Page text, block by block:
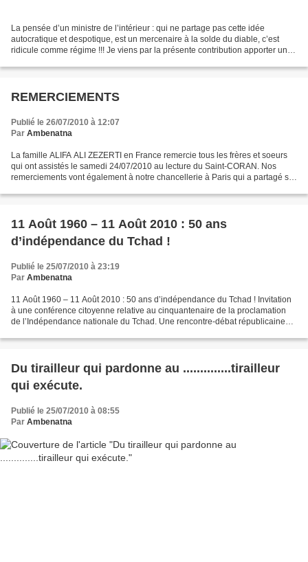
La pensée d’un ministre de l’intérieur : qui ne partage pas cette idée
autocratique et despotique, est un mercenaire à la solde du diable, c’est
ridicule comme régime !!! Je viens par la présente contribution apporter un
REMERCIEMENTS
Publié le 26/07/2010 à 12:07
Par Ambenatna
La famille ALIFA ALI ZEZERTI en France remercie tous les frères et soeurs
qui ont assistés le samedi 24/07/2010 au lecture du Saint-CORAN. Nos
remerciements vont également à notre chancellerie à Paris qui a partagé sa
11 Août 1960 – 11 Août 2010 : 50 ans
d’indépendance du Tchad !
Publié le 25/07/2010 à 23:19
Par Ambenatna
11 Août 1960 – 11 Août 2010 : 50 ans d’indépendance du Tchad ! Invitation
à une conférence citoyenne relative au cinquantenaire de la proclamation
de l’Indépendance nationale du Tchad. Une rencontre-débat républicaine
Du tirailleur qui pardonne au ..............tirailleur
qui exécute.
Publié le 25/07/2010 à 08:55
Par Ambenatna